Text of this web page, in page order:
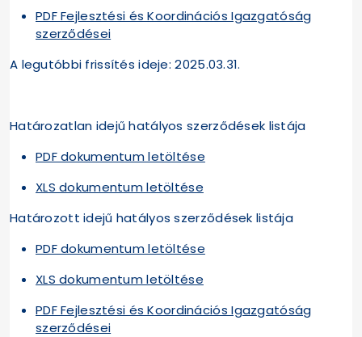
PDF Fejlesztési és Koordinációs Igazgatóság
szerződései
A legutóbbi frissítés ideje: 2025.03.31.
Határozatlan idejű hatályos szerződések listája
PDF dokumentum letöltése
XLS dokumentum letöltése
Határozott idejű hatályos szerződések listája
PDF dokumentum letöltése
XLS dokumentum letöltése
PDF Fejlesztési és Koordinációs Igazgatóság
szerződései